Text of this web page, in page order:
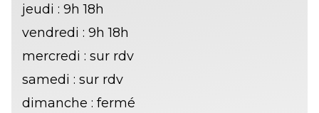
jeudi : 9h 18h
vendredi : 9h 18h
mercredi : sur rdv
samedi : sur rdv
dimanche : fermé